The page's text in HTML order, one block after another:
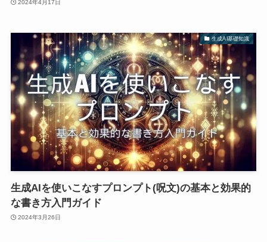
2024年4月17日
生成AI基礎知識
生成AIを使いこなすプロンプト(呪文)の基本と効果的
な書き方入門ガイド
2024年3月26日